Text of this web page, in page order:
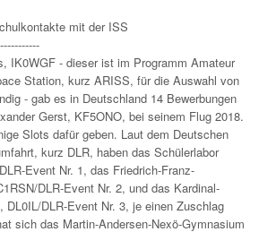
mit der ISS
IK0WGF - dieser ist im Programm Amateur
Station, kurz ARISS, für die Auswahl von
- gab es in Deutschland 14 Bewerbungen
Gerst, KF5ONO, bei seinem Flug 2018.
Slots dafür geben. Laut dem Deutschen
kurz DLR, haben das Schülerlabor
Event Nr. 1, das Friedrich-Franz-
DLR-Event Nr. 2, und das Kardinal-
DL0IL/DLR-Event Nr. 3, je einen Zuschlag
sich das Martin-Andersen-Nexö-Gymnasium